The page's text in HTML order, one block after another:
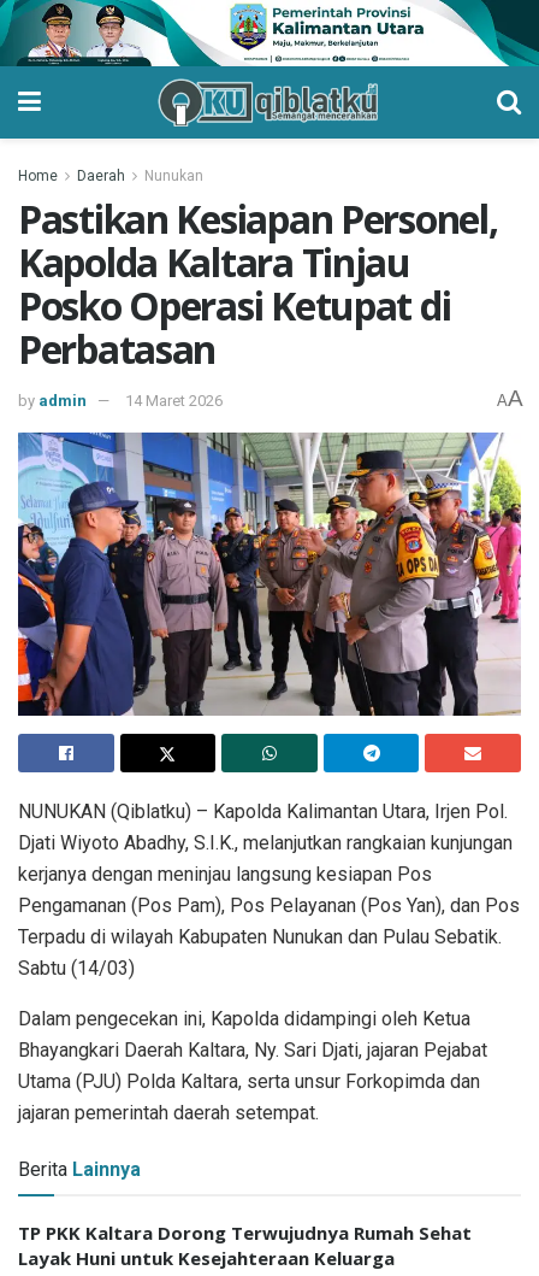
Home Daerah Nunukan
Pastikan Kesiapan Personel,
Kapolda Kaltara Tinjau
Posko Operasi Ketupat di
Perbatasan
by admin 14 Maret 2026 AA
​NUNUKAN (Qiblatku) – Kapolda Kalimantan Utara, Irjen Pol.
Djati Wiyoto Abadhy, S.I.K., melanjutkan rangkaian kunjungan
kerjanya dengan meninjau langsung kesiapan Pos
Pengamanan (Pos Pam), Pos Pelayanan (Pos Yan), dan Pos
Terpadu di wilayah Kabupaten Nunukan dan Pulau Sebatik.
Sabtu (14/03)
​Dalam pengecekan ini, Kapolda didampingi oleh Ketua
Bhayangkari Daerah Kaltara, Ny. Sari Djati, jajaran Pejabat
Utama (PJU) Polda Kaltara, serta unsur Forkopimda dan
jajaran pemerintah daerah setempat.
Berita Lainnya
TP PKK Kaltara Dorong Terwujudnya Rumah Sehat
Layak Huni untuk Kesejahteraan Keluarga